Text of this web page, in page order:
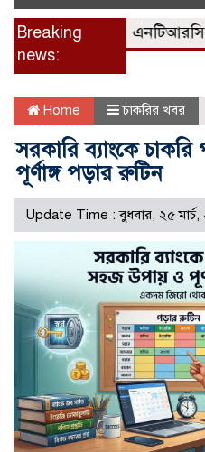
Breaking
news:
এনটিআরসিএ
Home চাকরির খবর
সরকারি ব্যাংকে
পূর্ণাঙ্গ পড়ার রুটিন
Update Time : বুধবার, ২৫